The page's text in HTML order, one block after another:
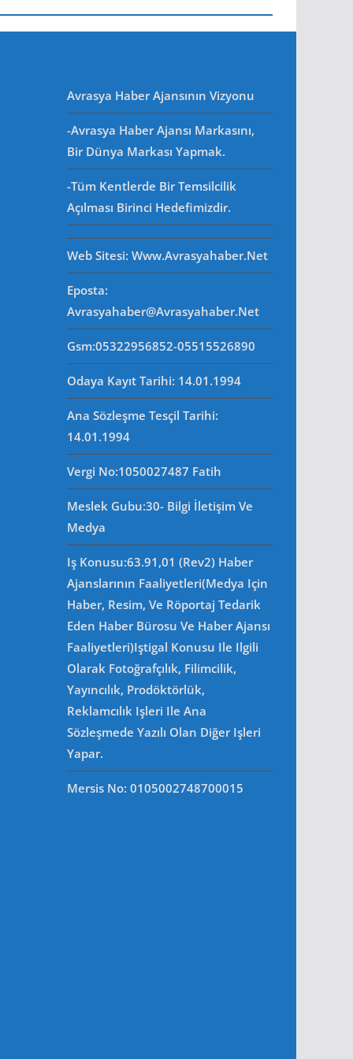
Avrasya Haber Ajansının Vizyonu
-Avrasya Haber Ajansı Markasını,
Bir Dünya Markası Yapmak.
-Tüm Kentlerde Bir Temsilcilik
Açılması Birinci Hedefimizdir.
Web Sitesi: Www.avrasyahaber.net
Eposta:
Avrasyahaber@avrasyahaber.net
Gsm:05322956852-05515526890
Odaya Kayıt Tarihi: 14.01.1994
Ana Sözleşme Tesçil Tarihi:
14.01.1994
Vergi No:1050027487 Fatih
Meslek Gubu:30- Bilgi İletişim Ve
Medya
Iş Konusu:63.91,01 (Rev2) Haber
Ajanslarının Faaliyetleri(Medya Için
Haber, Resim, Ve Röportaj Tedarik
Eden Haber Bürosu Ve Haber Ajansı
Faaliyetleri)iştigal Konusu Ile Ilgili
Olarak Fotoğrafçılık, Filimcilik,
Yayıncılık, Prodöktörlük,
Reklamcılık Işleri Ile Ana
Sözleşmede Yazılı Olan Diğer Işleri
Yapar.
Mersis No: 0105002748700015